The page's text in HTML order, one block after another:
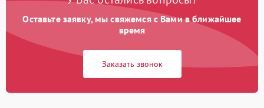
Оставьте заявку, мы свяжемся с Вами в ближайшее
время
Заказать звонок